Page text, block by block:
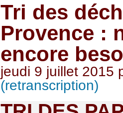
Tri des
Provence :
encore
jeudi 9 juillet 2015
(retranscription)